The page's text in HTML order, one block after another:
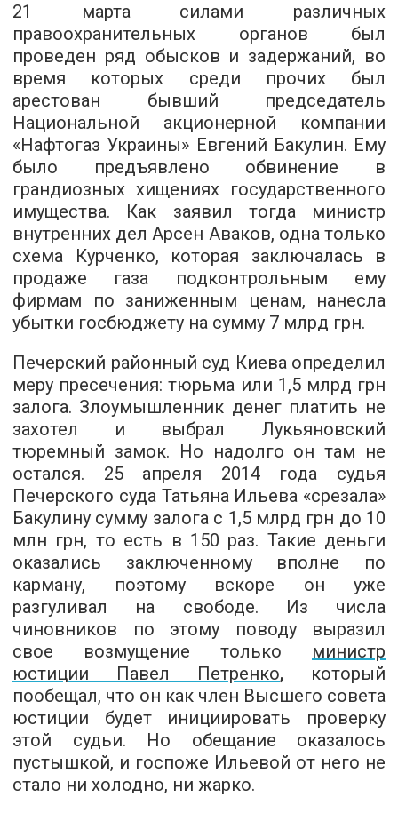
21 марта силами различных
правоохранительных органов был
проведен ряд обысков и задержаний, во
время которых среди прочих был
арестован бывший председатель
Национальной акционерной компании
«Нафтогаз Украины» Евгений Бакулин. Ему
было предъявлено обвинение в
грандиозных хищениях государственного
имущества. Как заявил тогда министр
внутренних дел Арсен Аваков, одна только
схема Курченко, которая заключалась в
продаже газа подконтрольным ему
фирмам по заниженным ценам, нанесла
убытки госбюджету на сумму 7 млрд грн.
Печерский районный суд Киева определил
меру пресечения: тюрьма или 1,5 млрд грн
залога. Злоумышленник денег платить не
захотел и выбрал Лукьяновский
тюремный замок. Но надолго он там не
остался. 25 апреля 2014 года судья
Печерского суда Татьяна Ильева «срезала»
Бакулину сумму залога с 1,5 млрд грн до 10
млн грн, то есть в 150 раз. Такие деньги
оказались заключенному вполне по
карману, поэтому вскоре он уже
разгуливал на свободе. Из числа
чиновников по этому поводу выразил
свое возмущение только министр
юстиции Павел Петренко, который
пообещал, что он как член Высшего совета
юстиции будет инициировать проверку
этой судьи. Но обещание оказалось
пустышкой, и госпоже Ильевой от него не
стало ни холодно, ни жарко.